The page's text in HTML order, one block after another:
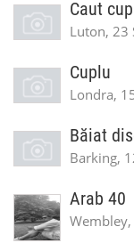
Caut
Luton, 23
Cuplu
Londra,
Băiat
Barking,
Arab 40